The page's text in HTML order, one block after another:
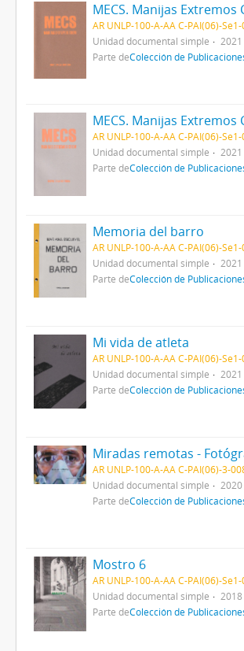
MECS. Manijas Extremos
AR UNLP-100-A-AA C-PAI(06)-
Unidad documental simple
2021
Parte deColección de
MECS. Manijas Extremos
AR UNLP-100-A-AA C-PAI(06)-
Unidad documental simple
2021
Parte deColección de
Memoria del barro
AR UNLP-100-A-AA C-PAI(06)-
Unidad documental simple
2021
Parte deColección de
Mi vida de atleta
AR UNLP-100-A-AA C-PAI(06)-Se1-
Unidad documental simple
2021
Parte deColección de
AR UNLP-100-A-AA C-PAI(06)-3-
Unidad documental simple
2020
Parte deColección de
Mostro 6
AR UNLP-100-A-AA C-PAI(06)-
Unidad documental simple
2018
Parte deColección de